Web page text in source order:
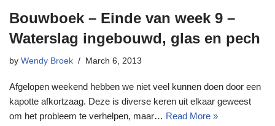
Bouwboek – Einde van week 9 –
Waterslag ingebouwd, glas en pech
by Wendy Broek March 6, 2013
Afgelopen weekend hebben we niet veel kunnen doen door een
kapotte afkortzaag. Deze is diverse keren uit elkaar geweest
om het probleem te verhelpen, maar… Read More »